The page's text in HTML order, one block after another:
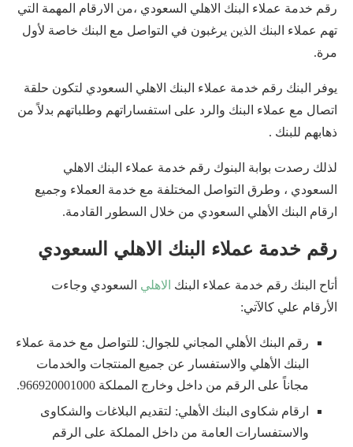
رقم خدمة عملاء البنك الاهلي السعودي ،من الارقام المهمة التي
تهم عملاء البنك الذين يرغبون في التواصل مع البنك خاصة لأول
مرة.
يوفر البنك رقم خدمة عملاء البنك الاهلي السعودي لتكون حلقة
اتصال مع عملاء البنك والرد على استفساراتهم وطلباتهم بدلاً من
ذهابهم للبنك .
لذلك رصدت بوابة البنوك رقم خدمة عملاء البنك الاهلي
السعودي ، وطرق التواصل المختلفة مع خدمة العملاء وجميع
ارقام البنك الأهلي السعودي من خلال السطور القادمة.
رقم خدمة عملاء البنك الاهلي السعودي
أتاح البنك رقم خدمة عملاء البنك الاهلي السعودي وجاءت
الأرقام علي كالآتي:
رقم البنك الأهلي المجاني للجوال: للتواصل مع خدمة عملاء
البنك الأهلي والاستفسار عن جميع المنتجات والخدمات
مجاناً على الرقم من داخل وخارج المملكة 966920001000.
ارقام شكاوى البنك الأهلي: لتقديم البلاغات والشكاوى
والاستفسارات العامة من داخل المملكة على الرقم